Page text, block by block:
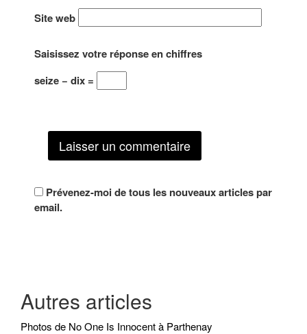
Site web
Saisissez votre réponse en chiffres
seize − dix =
Prévenez-moi de tous les nouveaux articles par
email.
Autres articles
Photos de No One Is Innocent à Parthenay